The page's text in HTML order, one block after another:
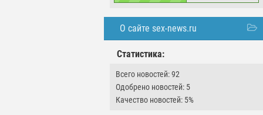
О сайте sex-news.ru
Статистика:
Всего новостей: 92
Одобрено новостей: 5
Качество новостей: 5%